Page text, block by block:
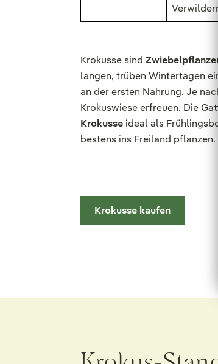
Krokusse sind
langen, trüben Wintertagen
an der ersten Nahrung. Je
Krokuswiese erfreuen. Die
Krokusse ideal als
bestens ins Freiland pflanzen.
Krokusse kaufen